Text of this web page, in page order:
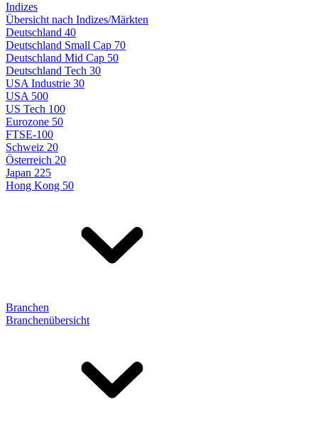
Indizes
Übersicht nach Indizes/Märkten
Deutschland 40
Deutschland Small Cap 70
Deutschland Mid Cap 50
Deutschland Tech 30
USA Industrie 30
USA 500
US Tech 100
Eurozone 50
FTSE-100
Schweiz 20
Österreich 20
Japan 225
Hong Kong 50
Branchen
Branchenübersicht